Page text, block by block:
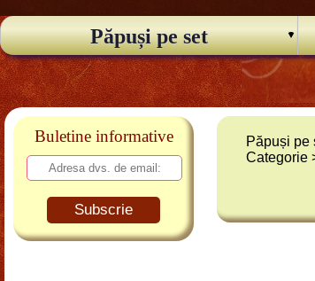
Păpuși pe set
Buletine informative
Subscrie
Păpuși pe
Categorie